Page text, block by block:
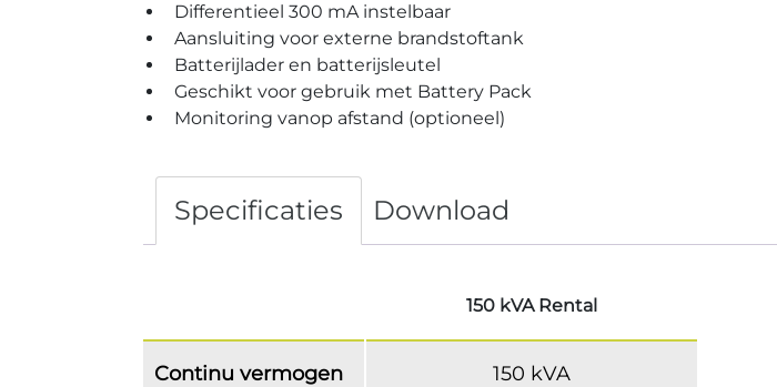
Differentieel 300 mA instelbaar
Aansluiting voor externe brandstoftank
Batterijlader en batterijsleutel
Geschikt voor gebruik met Battery Pack
Monitoring vanop afstand (optioneel)
Specificaties Download
150 kVA Rental
Continu vermogen 150 kVA